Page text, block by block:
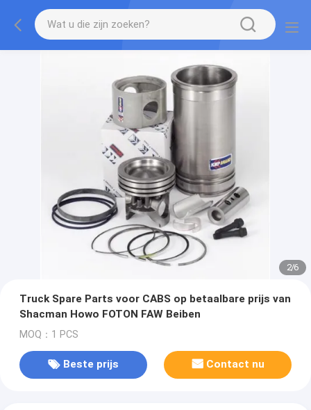
2/6
Truck Spare Parts voor CABS op betaalbare prijs van
Shacman Howo FOTON FAW Beiben
MOQ：1 PCS
Beste prijs Contact nu